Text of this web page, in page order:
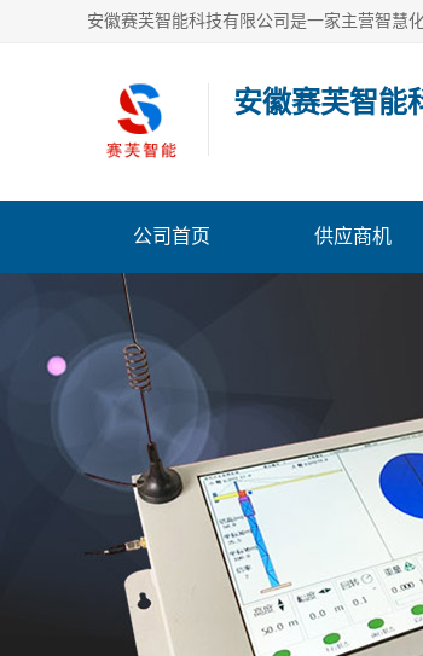
安徽赛芙智能
公司首页 供应商机